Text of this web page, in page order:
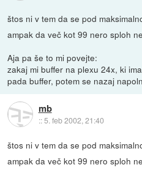
štos ni v tem da se pod
ampak da več kot 99 nero sploh
Aja pa še to mi povejte:
zakaj mi buffer na plexu 24x, ki
pada buffer, potem se nazaj
mb
::5. feb 2002, 21:40
štos ni v tem da se pod
ampak da več kot 99 nero sploh